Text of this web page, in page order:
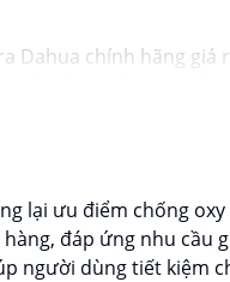
Dahua chính hãng giá
lý chính thức của
Chất lượng
chọn lựa được
cho công trình biết.
lại ưu điểm chống
đáp ứng nhu cầu
người dùng tiết kiệm